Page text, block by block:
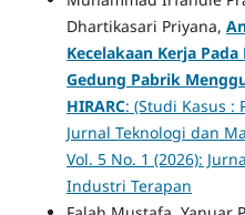
Dhartikasari Priyana,
Kecelakaan Kerja
Gedung Pabrik
HIRARC: (Studi Kasus :
Jurnal Teknologi dan
Vol. 5 No. 1 (2026):
Industri Terapan